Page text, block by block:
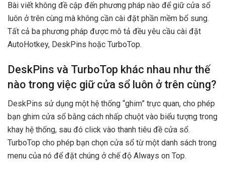
Bài viết không đề cập đến phương pháp nào để giữ cửa sổ
luôn ở trên cùng mà không cần cài đặt phần mềm bổ sung.
Tất cả ba phương pháp được mô tả đều yêu cầu cài đặt
AutoHotkey, DeskPins hoặc TurboTop.
DeskPins và TurboTop khác nhau như thế
nào trong việc giữ cửa sổ luôn ở trên cùng?
DeskPins sử dụng một hệ thống “ghim” trực quan, cho phép
bạn ghim cửa sổ bằng cách nhấp chuột vào biểu tượng trong
khay hệ thống, sau đó click vào thanh tiêu đề cửa sổ.
TurboTop cho phép bạn chọn cửa sổ từ một danh sách trong
menu của nó để đặt chúng ở chế độ Always on Top.